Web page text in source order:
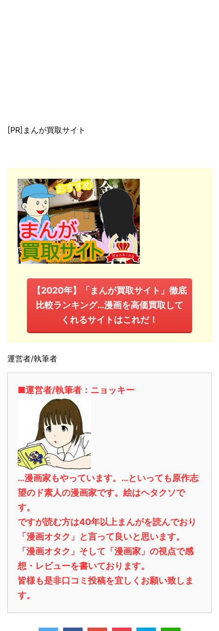
[PR]まんが買取サイト
【2020年】「まんが買取サイト」徹底
比較ランキング…漫画を高価買取して
くれるサイトはこれだ！
運営者/執筆者
■運営者/執筆者：ニョッキー
…漫画家もやっています。…といっても原作志
望のド素人の漫画家です。絵はヘタクソで
す。
ですが読む方は40年以上まんがを読んでおり
「漫画オタク」と言って良いと思います。
「漫画オタク」そして「漫画家」の視点で感
想・レビューを書いております。
皆様も是非口コミ投稿を宜しくお願い致しま
す。